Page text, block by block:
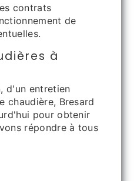
contrats
de
à
d'un entretien
chaudière, Bresard
pour obtenir
répondre à tous